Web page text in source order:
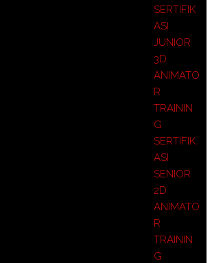
SERTIFIK
ASI
JUNIOR
3D
ANIMATO
R
TRAININ
G
SERTIFIK
ASI
SENIOR
2D
ANIMATO
R
TRAININ
G